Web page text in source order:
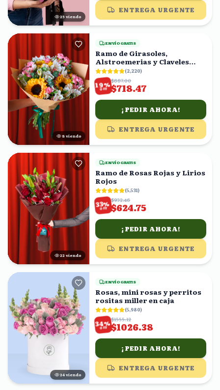
24 viendo
ENTREGA URGENTE
7 viendo
ENVÍO GRATIS
Ramo de Girasoles,
Alstroemerias y Claveles
Rosas
(2,220)
19%
OFF
$887.00
$718.47
¡PEDIR AHORA!
ENTREGA URGENTE
23 viendo
ENVÍO GRATIS
Ramo de Rosas Rojas y Lirios
Rojos
(5,531)
33%
OFF
$932.46
$624.75
¡PEDIR AHORA!
ENTREGA URGENTE
25 viendo
ENVÍO GRATIS
Rosas, mini rosas y perritos
rositas miller en caja
(5,980)
34%
OFF
$1555.12
$1026.38
¡PEDIR AHORA!
ENTREGA URGENTE